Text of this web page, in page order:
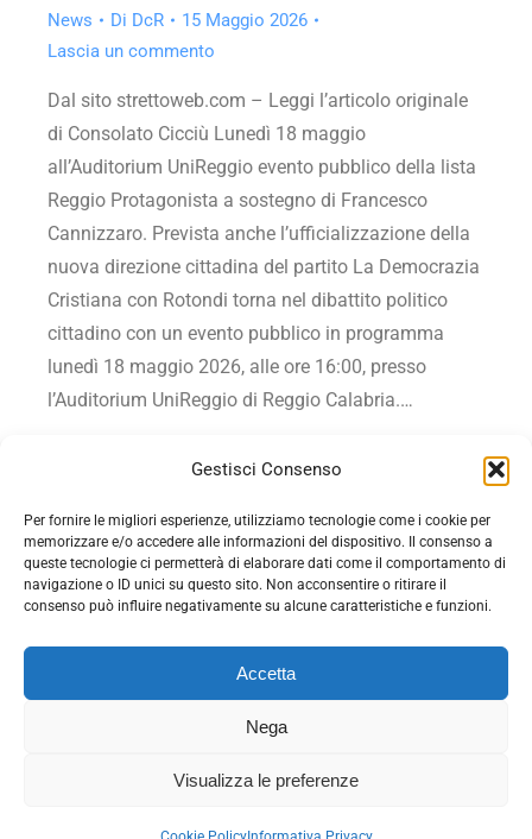
Gestisci Consenso
Per fornire le migliori esperienze, utilizziamo tecnologie come i cookie per
memorizzare e/o accedere alle informazioni del dispositivo. Il consenso a
queste tecnologie ci permetterà di elaborare dati come il comportamento di
navigazione o ID unici su questo sito. Non acconsentire o ritirare il
consenso può influire negativamente su alcune caratteristiche e funzioni.
Accetta
Nega
Visualizza le preferenze
News Di DcR
15 Maggio 2026
Lascia un commento
Dal sito strettoweb.com – Leggi l’articolo originale
di Consolato Cicciù Lunedì 18 maggio
all’Auditorium UniReggio evento pubblico della lista
Reggio Protagonista a sostegno di Francesco
Cannizzaro. Prevista anche l’ufficializzazione della
nuova direzione cittadina del partito La Democrazia
Cristiana con Rotondi torna nel dibattito politico
cittadino con un evento pubblico in programma
lunedì 18 maggio 2026, alle ore 16:00, presso
l’Auditorium UniReggio di Reggio Calabria.…
© 2026 - Democrazia cristiana con Rotondi - C.F.